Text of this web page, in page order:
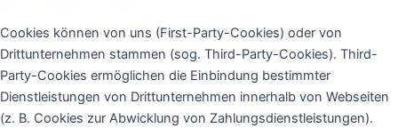
Cookies können von uns (First-Party-Cookies) oder von
Drittunternehmen stammen (sog. Third-Party-Cookies). Third-
Party-Cookies ermöglichen die Einbindung bestimmter
Dienstleistungen von Drittunternehmen innerhalb von Webseiten
(z. B. Cookies zur Abwicklung von Zahlungsdienstleistungen).